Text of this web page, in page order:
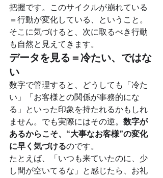
把握です。このサイクルが崩れている
＝行動が変化している、ということ。
そこに気づけると、次に取るべき行動
も自然と見えてきます。
データを見る＝冷たい、ではな
い
数字で管理すると、どうしても「冷た
い」「お客様との関係が事務的にな
る」といった印象を持たれるかもしれ
ません。でも実際にはその逆。 数字が
あるからこそ、“大事なお客様”の変化
に早く気づけるのです。
たとえば、「いつも来ていたのに、少
し間が空いてるな」と感じたら、お礼